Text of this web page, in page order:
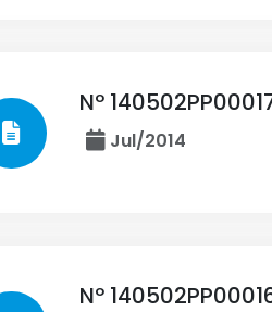
Nº
Jul/2014
Nº